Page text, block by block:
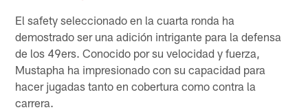
El safety seleccionado en la cuarta ronda ha
demostrado ser una adición intrigante para la defensa
de los 49ers. Conocido por su velocidad y fuerza,
Mustapha ha impresionado con su capacidad para
hacer jugadas tanto en cobertura como contra la
carrera.